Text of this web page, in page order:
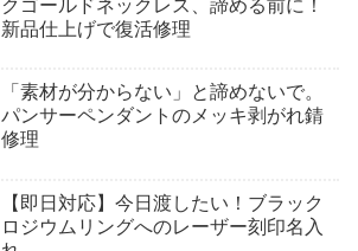
クゴールドネックレス、諦める前に！
新品仕上げで復活修理
「素材が分からない」と諦めないで。
パンサーペンダントのメッキ剥がれ錆
修理
【即日対応】今日渡したい！ブラック
ロジウムリングへのレーザー刻印名入